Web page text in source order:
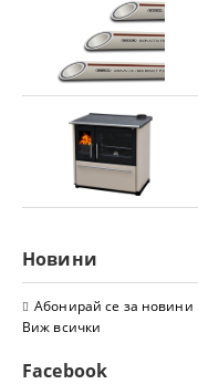
Новини
Абонирай се за новини
Виж всички
Facebook